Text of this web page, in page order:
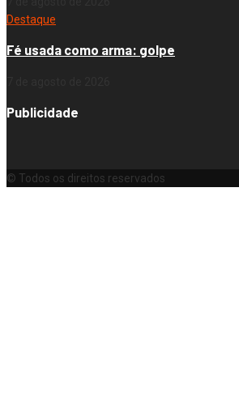
Destaque
Fé usada como arma: golpe
Publicidade
© Todos os direitos reservados